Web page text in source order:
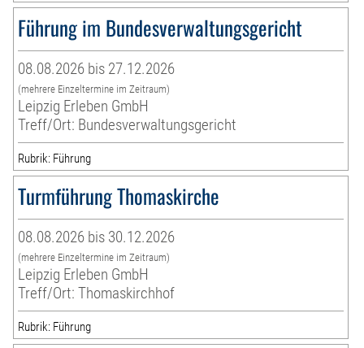
Führung im Bundesverwaltungsgericht
08.08.2026 bis 27.12.2026
(mehrere Einzeltermine im Zeitraum)
Leipzig Erleben GmbH
Treff/Ort: Bundesverwaltungsgericht
Rubrik: Führung
Turmführung Thomaskirche
08.08.2026 bis 30.12.2026
(mehrere Einzeltermine im Zeitraum)
Leipzig Erleben GmbH
Treff/Ort: Thomaskirchhof
Rubrik: Führung